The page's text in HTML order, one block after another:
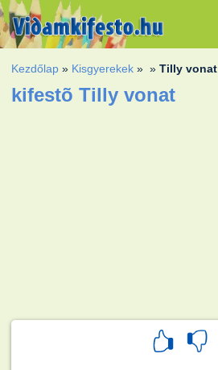
Kezdőlap » Kisgyerekek » »Tilly vonat
kifestõ Tilly vonat